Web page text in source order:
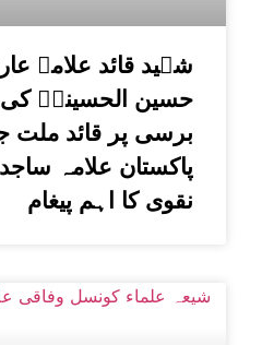
شہید قائد علامہ
برسی پر قائد ملت
پاکستان علامہ
نقوی کا اہم پیغام